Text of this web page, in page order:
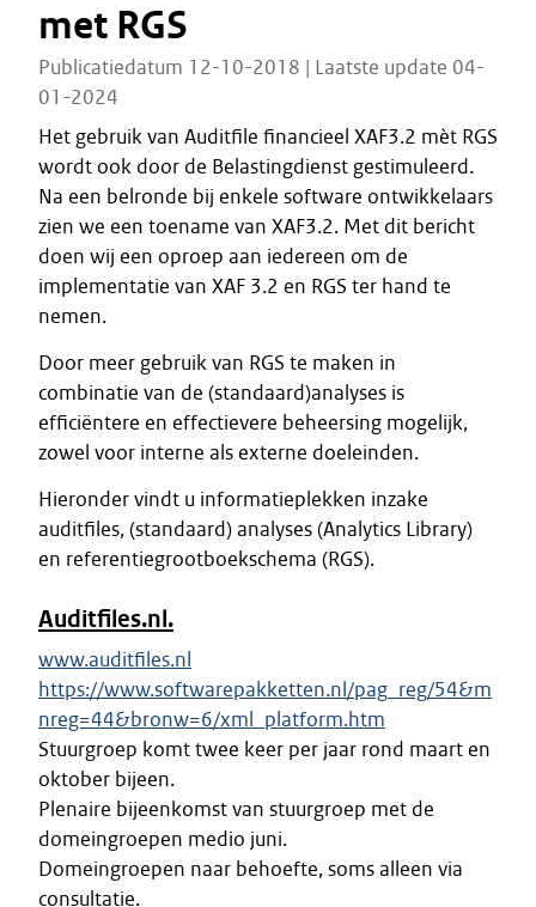
met RGS
Publicatiedatum 12-10-2018 | Laatste update 04-
01-2024
Het gebruik van Auditfile financieel XAF3.2 mèt RGS
wordt ook door de Belastingdienst gestimuleerd.
Na een belronde bij enkele software ontwikkelaars
zien we een toename van XAF3.2. Met dit bericht
doen wij een oproep aan iedereen om de
implementatie van XAF 3.2 en RGS ter hand te
nemen.
Door meer gebruik van RGS te maken in
combinatie van de (standaard)analyses is
efficiëntere en effectievere beheersing mogelijk,
zowel voor interne als externe doeleinden.
Hieronder vindt u informatieplekken inzake
auditfiles, (standaard) analyses (Analytics Library)
en referentiegrootboekschema (RGS).
Auditfiles.nl.
www.auditfiles.nl
https://www.softwarepakketten.nl/pag_reg/54&m
nreg=44&bronw=6/xml_platform.htm
Stuurgroep komt twee keer per jaar rond maart en
oktober bijeen.
Plenaire bijeenkomst van stuurgroep met de
domeingroepen medio juni.
Domeingroepen naar behoefte, soms alleen via
consultatie.